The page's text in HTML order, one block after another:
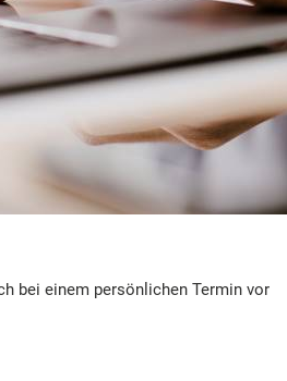
bei einem persönlichen Termin vor